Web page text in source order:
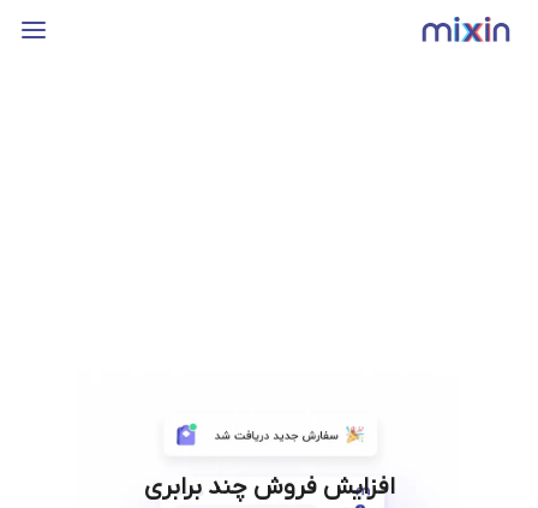
افزایش فروش چند برابری